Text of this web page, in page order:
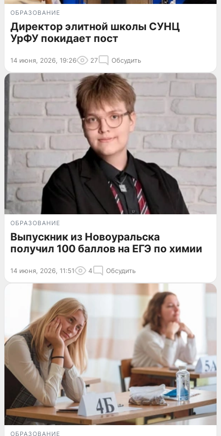
ОБРАЗОВАНИЕ
Директор элитной школы СУНЦ
УрФУ покидает пост
14 июня, 2026, 19:26 27 Обсудить
ОБРАЗОВАНИЕ
Выпускник из Новоуральска
получил 100 баллов на ЕГЭ по химии
14 июня, 2026, 11:51 4 Обсудить
ОБРАЗОВАНИЕ